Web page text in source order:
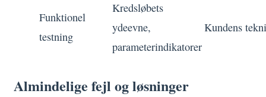
Funktionel
testning
Kredsløbets
ydeevne,
parameterindikatorer
Kundens
Almindelige fejl og løsninger